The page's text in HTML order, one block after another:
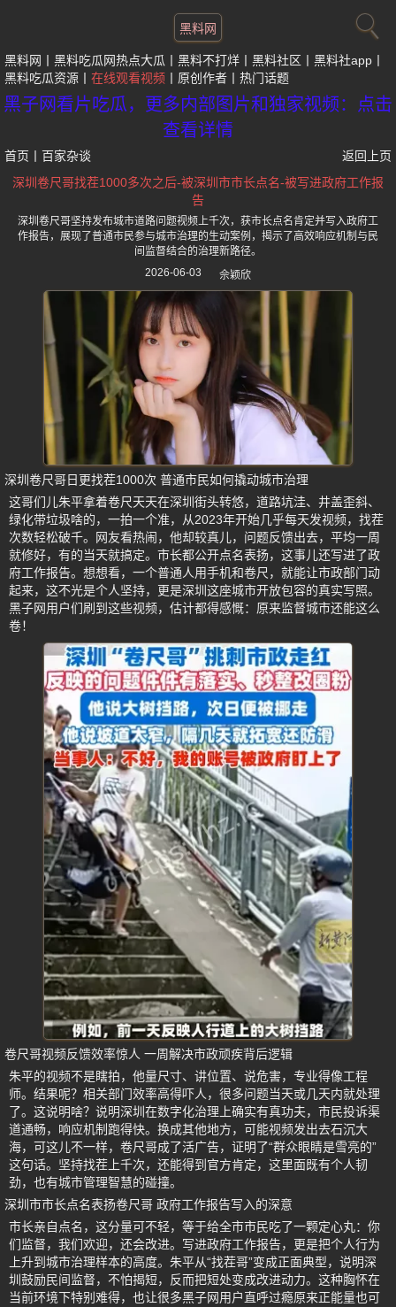
黑料网
黑料网 黑料吃瓜网热点大瓜 黑料不打烊 黑料社区
黑料社app
黑料吃瓜资源
在线观看视频 原创作者 热门话题
黑子网看片吃瓜，更多内部图片和独家视频：点击
查看详情
首页 百家杂谈
返回上页
深圳卷尺哥找茬1000多次之后-被深圳市市长点名-被写进政府工作报
告
深圳卷尺哥坚持发布城市道路问题视频上千次，获市长点名肯定并写入政府工
作报告，展现了普通市民参与城市治理的生动案例，揭示了高效响应机制与民
间监督结合的治理新路径。
2026-06-03
佘颖欣
深圳卷尺哥日更找茬1000次 普通市民如何撬动城市治理
这哥们儿朱平拿着卷尺天天在深圳街头转悠，道路坑洼、井盖歪斜、
绿化带垃圾啥的，一拍一个准，从2023年开始几乎每天发视频，找茬
次数轻松破千。网友看热闹，他却较真儿，问题反馈出去，平均一周
就修好，有的当天就搞定。市长都公开点名表扬，这事儿还写进了政
府工作报告。想想看，一个普通人用手机和卷尺，就能让市政部门动
起来，这不光是个人坚持，更是深圳这座城市开放包容的真实写照。
黑子网用户们刷到这些视频，估计都得感慨：原来监督城市还能这么
卷！
卷尺哥视频反馈效率惊人 一周解决市政顽疾背后逻辑
朱平的视频不是瞎拍，他量尺寸、讲位置、说危害，专业得像工程
师。结果呢？相关部门效率高得吓人，很多问题当天或几天内就处理
了。这说明啥？说明深圳在数字化治理上确实有真功夫，市民投诉渠
道通畅，响应机制跑得快。换成其他地方，可能视频发出去石沉大
海，可这儿不一样，卷尺哥成了活广告，证明了“群众眼睛是雪亮的”
这句话。坚持找茬上千次，还能得到官方肯定，这里面既有个人韧
劲，也有城市管理智慧的碰撞。
深圳市市长点名表扬卷尺哥 政府工作报告写入的深意
市长亲自点名，这分量可不轻，等于给全市市民吃了一颗定心丸：你
们监督，我们欢迎，还会改进。写进政府工作报告，更是把个人行为
上升到城市治理样本的高度。朱平从“找茬哥”变成正面典型，说明深
圳鼓励民间监督，不怕揭短，反而把短处变成改进动力。这种胸怀在
当前环境下特别难得，也让很多黑子网用户直呼过瘾原来正能量也可